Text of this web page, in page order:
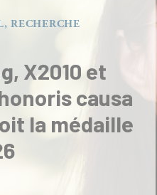
RECHERCHE
X2010 et
causa
la médaille